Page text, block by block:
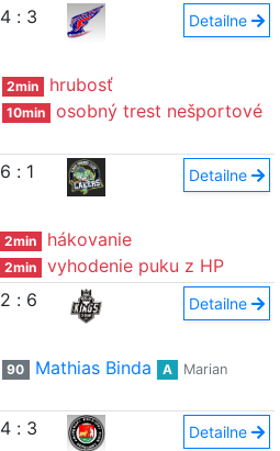
4 : 3 Detailne
2min hrubosť
10min
osobný trest nešportové
6 : 1 Detailne
2min hákovanie
2min
vyhodenie puku z HP
2 : 6 Detailne
90 Mathias Binda A
Marian
4 : 3 Detailne